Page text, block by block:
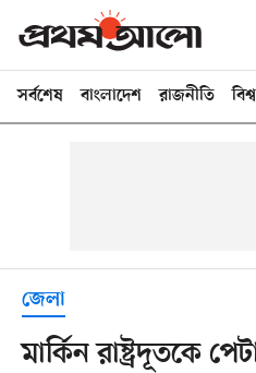
সর্বশেষ বাংলাদেশ রাজনীতি বিশ্ব
জেলা
মার্কিন রাষ্ট্রদূতকে